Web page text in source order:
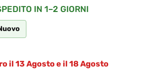
IN 1–2 GIORNI
il 13 Agosto e il 18 Agosto